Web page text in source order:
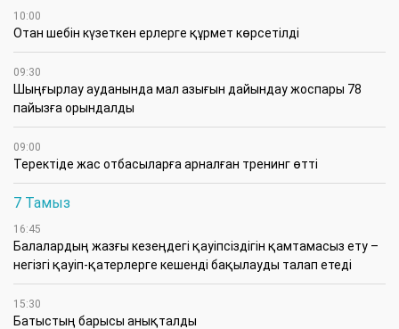
10:00
Отан шебін күзеткен ерлерге құрмет көрсетілді
09:30
​Шыңғырлау ауданында мал азығын дайындау жоспары 78
пайызға орындалды
09:00
​Теректіде жас отбасыларға арналған тренинг өтті
7 Тамыз
16:45
Балалардың жазғы кезеңдегі қауіпсіздігін қамтамасыз ету –
негізгі қауіп-қатерлерге кешенді бақылауды талап етеді
15:30
Батыстың барысы анықталды